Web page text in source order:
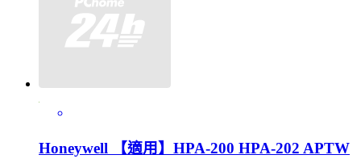
Honeywell 【適用】HPA-200 HPA-202 APTW